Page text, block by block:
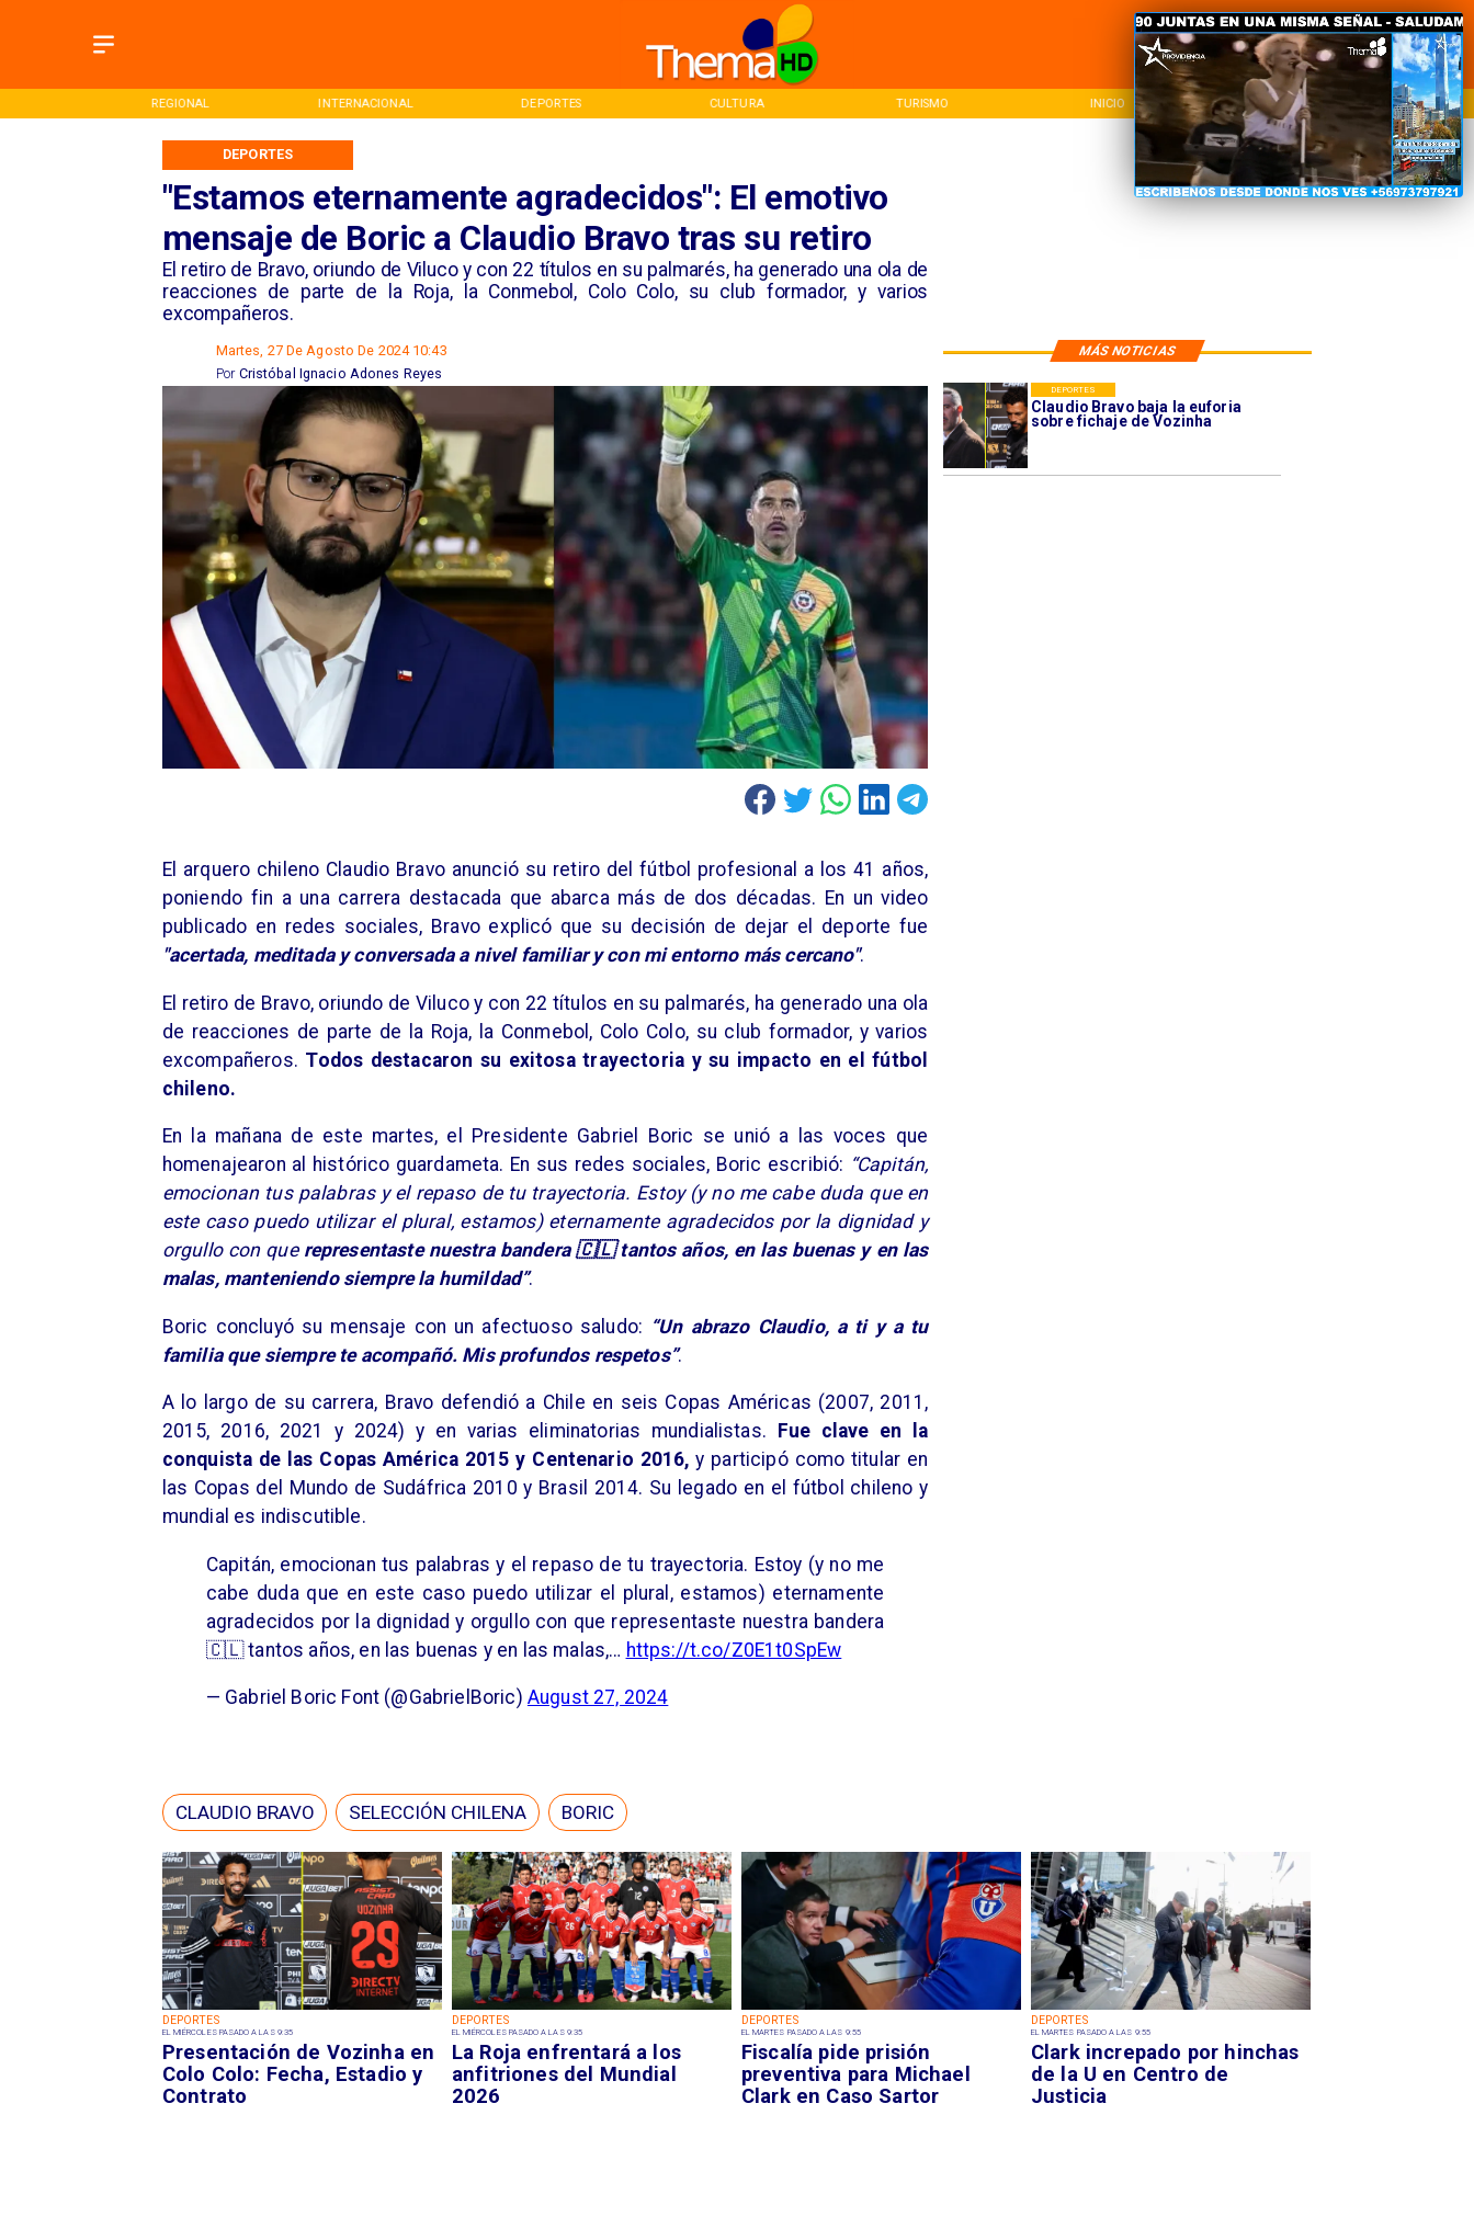
INTERNACIONAL DEPORTES CULTURA TURISMO INICIO NACIONAL REGIONAL
"Estamos eternamente agradecidos": El emotivo
mensaje de Boric a Claudio Bravo tras su retiro
​El retiro de Bravo, oriundo de Viluco y con 22 títulos en su palmarés, ha generado una ola de
reacciones de parte de la Roja, la Conmebol, Colo Colo, su club formador, y varios
excompañeros.
DEPORTES
MÁS NOTICIAS
Martes, 27 De Agosto De 2024 10:43
Cristóbal Ignacio Adones Reyes
Por
DEPORTES
EL MIÉRCOLES PASADO A LAS 9:35
Presentación de Vozinha en
Colo Colo: Fecha, Estadio y
Contrato
DEPORTES
EL MIÉRCOLES PASADO A LAS 9:35
La Roja enfrentará a los
anfitriones del Mundial
2026
DEPORTES
EL MARTES PASADO A LAS 9:55
Fiscalía pide prisión
preventiva para Michael
Clark en Caso Sartor
DEPORTES
EL MARTES PASADO A LAS 9:55
Clark increpado por hinchas
de la U en Centro de
Justicia
Claudio Bravo baja la euforia
sobre fichaje de Vozinha
DEPORTES
El arquero chileno Claudio Bravo anunció su retiro del fútbol profesional a los 41 años,
poniendo fin a una carrera destacada que abarca más de dos décadas. En un video
publicado en redes sociales, Bravo explicó que su decisión de dejar el deporte fue
"acertada, meditada y conversada a nivel familiar y con mi entorno más cercano".
El retiro de Bravo, oriundo de Viluco y con 22 títulos en su palmarés, ha generado una ola
de reacciones de parte de la Roja, la Conmebol, Colo Colo, su club formador, y varios
excompañeros. Todos destacaron su exitosa trayectoria y su impacto en el fútbol
chileno.
En la mañana de este martes, el Presidente Gabriel Boric se unió a las voces que
homenajearon al histórico guardameta. En sus redes sociales, Boric escribió: “Capitán,
emocionan tus palabras y el repaso de tu trayectoria. Estoy (y no me cabe duda que en
este caso puedo utilizar el plural, estamos) eternamente agradecidos por la dignidad y
orgullo con que representaste nuestra bandera 🇨🇱 tantos años, en las buenas y en las
malas, manteniendo siempre la humildad”.
Boric concluyó su mensaje con un afectuoso saludo: “Un abrazo Claudio, a ti y a tu
familia que siempre te acompañó. Mis profundos respetos”.
A lo largo de su carrera, Bravo defendió a Chile en seis Copas Américas (2007, 2011,
2015, 2016, 2021 y 2024) y en varias eliminatorias mundialistas.
Fue clave en la
conquista de las Copas América 2015 y Centenario 2016, y participó como titular en
las Copas del Mundo de Sudáfrica 2010 y Brasil 2014. Su legado en el fútbol chileno y
mundial es indiscutible.
Capitán, emocionan tus palabras y el repaso de tu trayectoria. Estoy (y no me
cabe duda que en este caso puedo utilizar el plural, estamos) eternamente
agradecidos por la dignidad y orgullo con que representaste nuestra bandera
🇨🇱 tantos años, en las buenas y en las malas,… https://t.co/Z0E1t0SpEw
— Gabriel Boric Font (@GabrielBoric) August 27, 2024
CLAUDIO BRAVO SELECCIÓN CHILENA BORIC